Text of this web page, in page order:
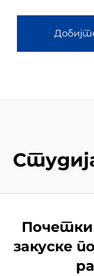
Почетки
закуске